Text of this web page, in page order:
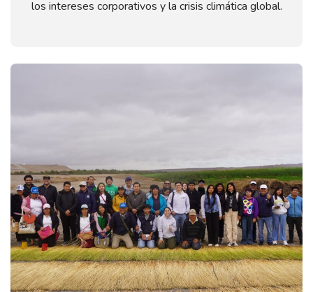
los intereses corporativos y la crisis climática global.